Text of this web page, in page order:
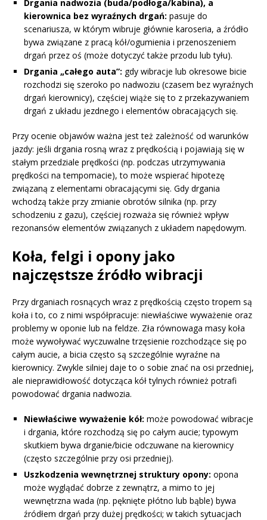
Drgania nadwozia (buda/podłoga/kabina), a
kierownica bez wyraźnych drgań: pasuje do
scenariusza, w którym wibruje głównie karoseria, a źródło
bywa związane z pracą kół/ogumienia i przenoszeniem
drgań przez oś (może dotyczyć także przodu lub tyłu).
Drgania „całego auta”: gdy wibracje lub okresowe bicie
rozchodzi się szeroko po nadwoziu (czasem bez wyraźnych
drgań kierownicy), częściej wiąże się to z przekazywaniem
drgań z układu jezdnego i elementów obracających się.
Przy ocenie objawów ważna jest też zależność od warunków
jazdy: jeśli drgania rosną wraz z prędkością i pojawiają się w
stałym przedziale prędkości (np. podczas utrzymywania
prędkości na tempomacie), to może wspierać hipotezę
związaną z elementami obracającymi się. Gdy drgania
wchodzą także przy zmianie obrotów silnika (np. przy
schodzeniu z gazu), częściej rozważa się również wpływ
rezonansów elementów związanych z układem napędowym.
Koła, felgi i opony jako
najczęstsze źródło wibracji
Przy drganiach rosnących wraz z prędkością często tropem są
koła i to, co z nimi współpracuje: niewłaściwe wyważenie oraz
problemy w oponie lub na feldze. Zła równowaga masy koła
może wywoływać wyczuwalne trzęsienie rozchodzące się po
całym aucie, a bicia często są szczególnie wyraźne na
kierownicy. Zwykle silniej daje to o sobie znać na osi przedniej,
ale nieprawidłowość dotycząca kół tylnych również potrafi
powodować drgania nadwozia.
Niewłaściwe wyważenie kół: może powodować wibracje
i drgania, które rozchodzą się po całym aucie; typowym
skutkiem bywa drganie/bicie odczuwane na kierownicy
(często szczególnie przy osi przedniej).
Uszkodzenia wewnętrznej struktury opony: opona
może wyglądać dobrze z zewnątrz, a mimo to jej
wewnętrzna wada (np. pęknięte płótno lub bąble) bywa
źródłem drgań przy dużej prędkości; w takich sytuacjach